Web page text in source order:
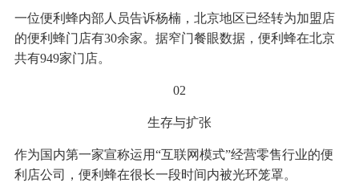
一位便利蜂内部人员告诉杨楠，北京地区已经转为加盟店
的便利蜂门店有30余家。据窄门餐眼数据，便利蜂在北京
共有949家门店。
02
生存与扩张
作为国内第一家宣称运用“互联网模式”经营零售行业的便
利店公司，便利蜂在很长一段时间内被光环笼罩。